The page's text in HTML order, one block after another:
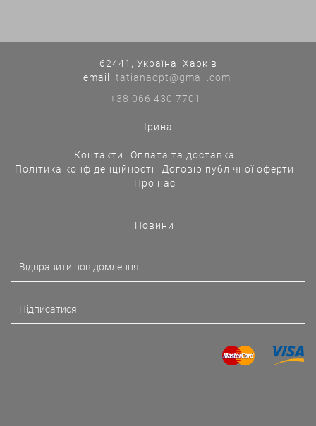
62441, Україна, Харків
еmail: tatianaopt@gmail.com
+38 066 430 7701
Ірина
Контакти
Оплата та доставка
Політика конфіденційності
Договір публічної оферти
Про нас
Новини